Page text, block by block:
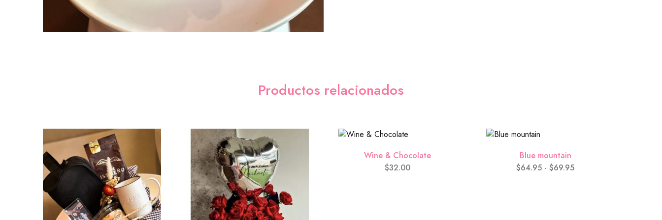
Hoy será un buen día
Productos relacionados
Wine & Chocolate
$32.00
Blue mountain
$64.95 - $69.95